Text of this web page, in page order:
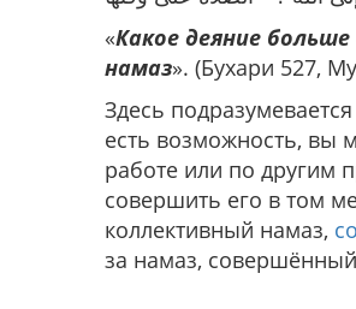
«Какое деяние
намаз». (Бухари 527,
Здесь
есть возможность, вы
работе или по другим
совершить его в том
коллективный намаз,
за намаз,